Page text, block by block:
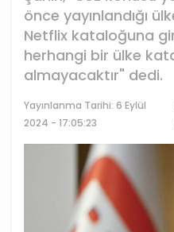
önce yayınlandığı
Netflix kataloğuna
herhangi bir ülke
almayacaktır" dedi.
Yayınlanma Tarihi: 6 Eylül
2024 - 17:05:23